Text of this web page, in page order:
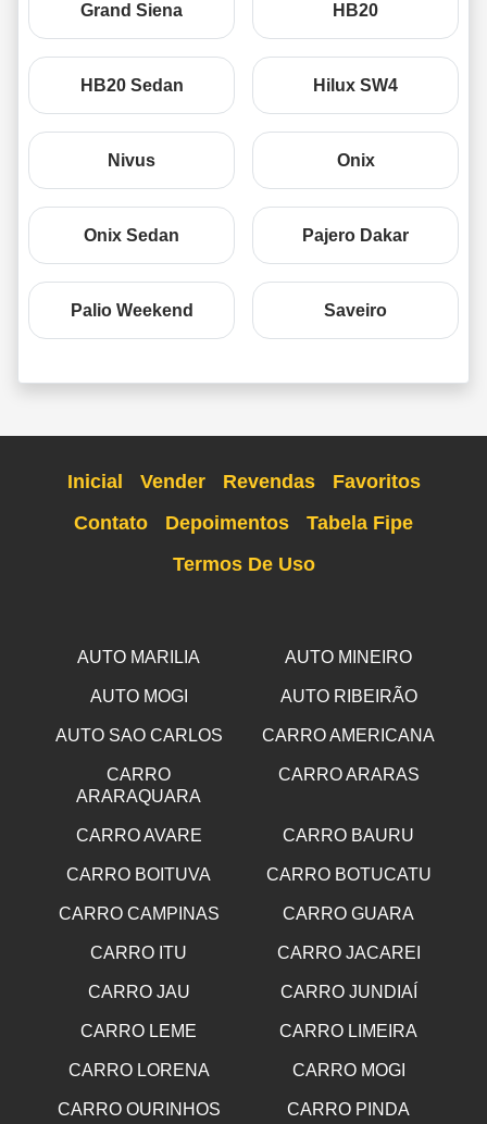
Grand Siena HB20
HB20 Sedan Hilux SW4
Nivus Onix
Onix Sedan Pajero Dakar
Palio Weekend Saveiro
Inicial Vender Revendas
Favoritos
Contato
Depoimentos
Tabela Fipe
Termos De Uso
AUTO MARILIA AUTO MINEIRO
AUTO MOGI AUTO RIBEIRÃO
AUTO SAO CARLOS CARRO AMERICANA
CARRO
ARARAQUARA
CARRO ARARAS
CARRO AVARE CARRO BAURU
CARRO BOITUVA CARRO BOTUCATU
CARRO CAMPINAS CARRO GUARA
CARRO ITU CARRO JACAREI
CARRO JAU CARRO JUNDIAÍ
CARRO LEME CARRO LIMEIRA
CARRO LORENA CARRO MOGI
CARRO OURINHOS CARRO PINDA